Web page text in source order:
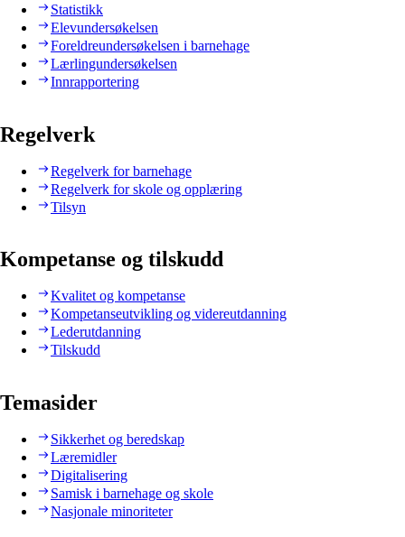
Statistikk
Elevundersøkelsen
Foreldreundersøkelsen i barnehage
Lærlingundersøkelsen
Innrapportering
Regelverk
Regelverk for barnehage
Regelverk for skole og opplæring
Tilsyn
Kompetanse og tilskudd
Kvalitet og kompetanse
Kompetanseutvikling og videreutdanning
Lederutdanning
Tilskudd
Temasider
Sikkerhet og beredskap
Læremidler
Digitalisering
Samisk i barnehage og skole
Nasjonale minoriteter